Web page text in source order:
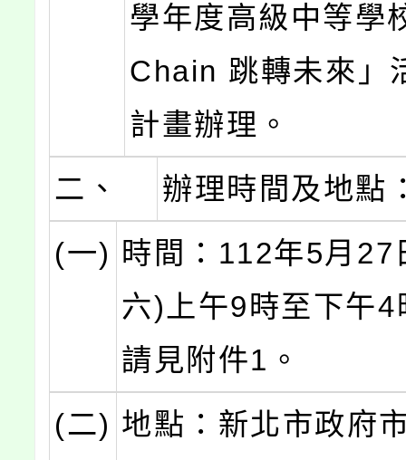
學年度高級中等學
Chain 跳轉未來」
計畫辦理。
二、
辦理時間及地點
(一) 時間：112年5月27
六)上午9時至下午4
請見附件1。
(二) 地點：新北市政府